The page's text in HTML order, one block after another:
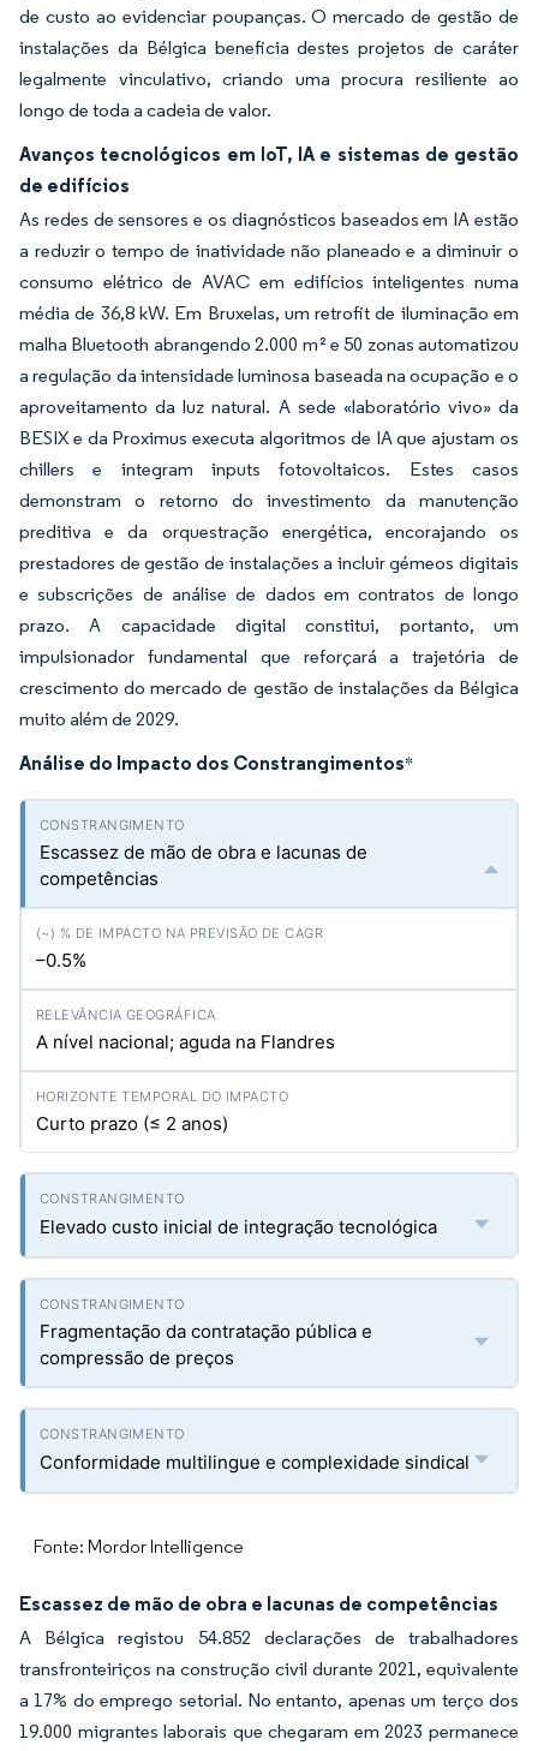
de custo ao evidenciar poupanças. O mercado de gestão de
instalações da Bélgica beneficia destes projetos de caráter
legalmente vinculativo, criando uma procura resiliente ao
longo de toda a cadeia de valor.
Avanços tecnológicos em IoT, IA e sistemas de gestão
de edifícios
As redes de sensores e os diagnósticos baseados em IA estão
a reduzir o tempo de inatividade não planeado e a diminuir o
consumo elétrico de AVAC em edifícios inteligentes numa
média de 36,8 kW. Em Bruxelas, um retrofit de iluminação em
malha Bluetooth abrangendo 2.000 m² e 50 zonas automatizou
a regulação da intensidade luminosa baseada na ocupação e o
aproveitamento da luz natural. A sede «laboratório vivo» da
BESIX e da Proximus executa algoritmos de IA que ajustam os
chillers e integram inputs fotovoltaicos. Estes casos
demonstram o retorno do investimento da manutenção
preditiva e da orquestração energética, encorajando os
prestadores de gestão de instalações a incluir gémeos digitais
e subscrições de análise de dados em contratos de longo
prazo. A capacidade digital constitui, portanto, um
impulsionador fundamental que reforçará a trajetória de
crescimento do mercado de gestão de instalações da Bélgica
muito além de 2029.
Análise do Impacto dos Constrangimentos*
Escassez de mão de obra e lacunas de
competências
–0.5%
A nível nacional; aguda na Flandres
Curto prazo (≤ 2 anos)
Elevado custo inicial de integração tecnológica
Fragmentação da contratação pública e
compressão de preços
Conformidade multilingue e complexidade sindical
Fonte: Mordor Intelligence
Escassez de mão de obra e lacunas de competências
A Bélgica registou 54.852 declarações de trabalhadores
transfronteiriços na construção civil durante 2021, equivalente
a 17% do emprego setorial. No entanto, apenas um terço dos
19.000 migrantes laborais que chegaram em 2023 permanece